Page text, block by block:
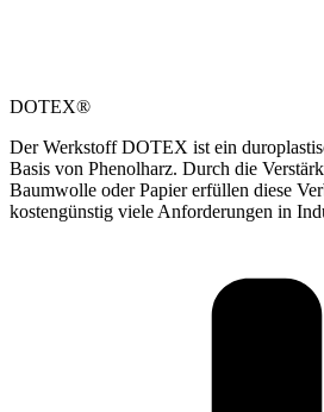
DOTEX®
Der Werkstoff DOTEX ist ein
Basis von Phenolharz. Durch die
Baumwolle oder Papier erfüllen diese
kostengünstig viele Anforderungen in